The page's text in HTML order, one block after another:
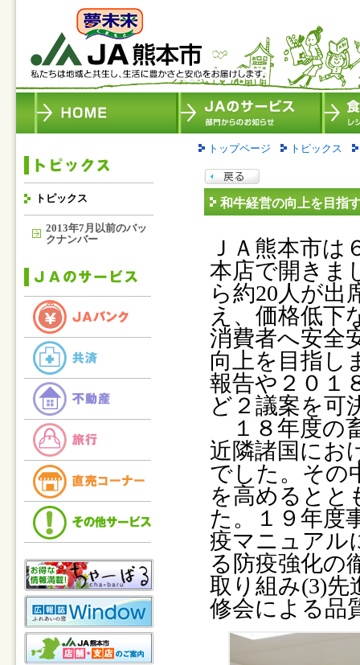
トピックス
2013年7月以前のバッ
クナンバー
トップページ トピックス
和牛経営の向上を目指
ＪＡ熊本市は
本店で開きま
ら約20人が出
え、価格低下
消費者へ安全
向上を目指し
報告や２０１
ど２議案を可
１８年度の
近隣諸国にお
でした。その
を高めるとと
た。１９年度
疫マニュアル
る防疫強化の
取り組み(3)先
修会による品